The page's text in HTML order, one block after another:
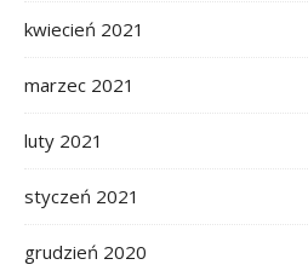
kwiecień 2021
marzec 2021
luty 2021
styczeń 2021
grudzień 2020